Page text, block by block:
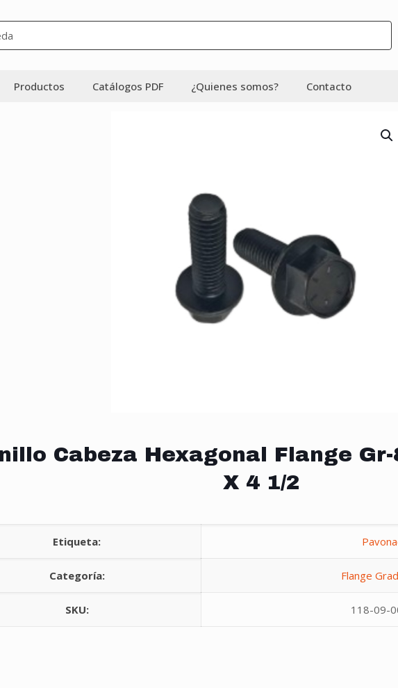
Productos Catálogos PDF ¿Quienes somos? Contacto
Cabeza Hexagonal Flange
X 4 1/2
Etiqueta:
Categoría: Flange
SKU: 118-09-